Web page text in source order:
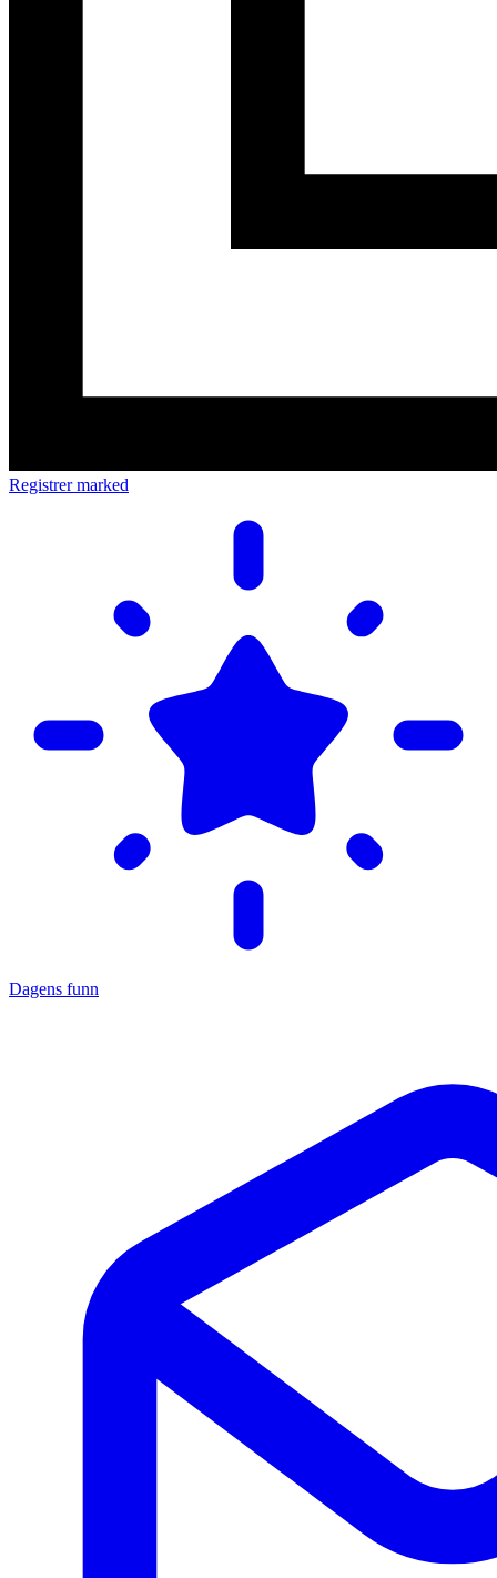
Registrer marked
Dagens funn